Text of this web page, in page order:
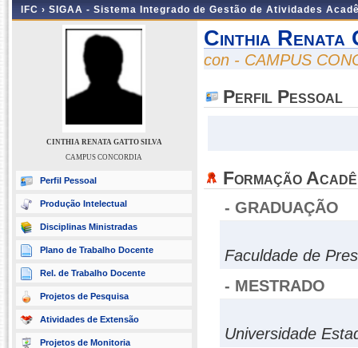
IFC › SIGAA - Sistema Integrado de Gestão de Atividades
CINTHIA RENATA GATTO SILVA
CAMPUS CONCORDIA
Perfil Pessoal
Produção Intelectual
Disciplinas Ministradas
Plano de Trabalho Docente
Rel. de Trabalho Docente
Projetos de Pesquisa
Atividades de Extensão
Projetos de Monitoria
Cinthia Renata
con - CAMPUS
Perfil Pessoal
Formação
- GRADUAÇÃO
Faculdade de
- MESTRADO
Universidade